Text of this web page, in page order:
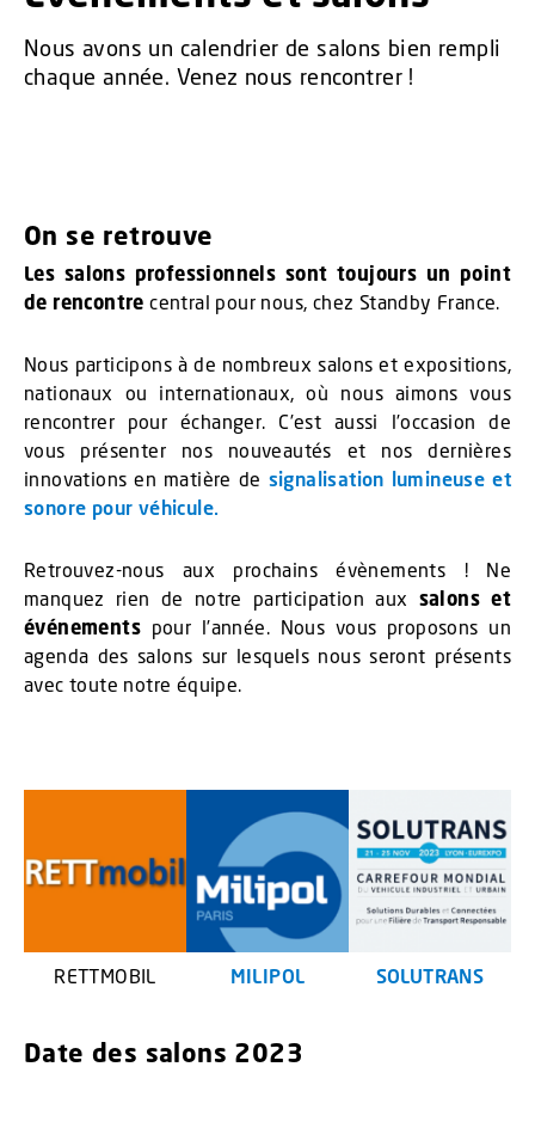
Nous avons un calendrier de salons bien rempli
chaque année. Venez nous rencontrer !
On se retrouve
Les salons professionnels sont toujours un point
de rencontre central pour nous, chez Standby France.
Nous participons à de nombreux salons et expositions,
nationaux ou internationaux, où nous aimons vous
rencontrer pour échanger. C’est aussi l’occasion de
vous présenter nos nouveautés et nos dernières
innovations en matière de signalisation lumineuse et
sonore pour véhicule.
Retrouvez-nous aux prochains évènements ! Ne
manquez rien de notre participation aux salons et
événements pour l’année. Nous vous proposons un
agenda des salons sur lesquels nous seront présents
avec toute notre équipe.
RETTMOBIL MILIPOL SOLUTRANS
Date des salons 2023